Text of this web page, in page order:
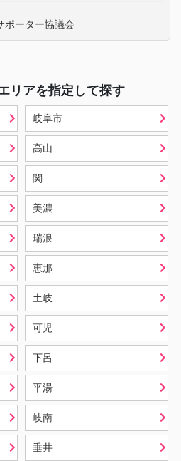
ポーター協議会
リアを指定して探す
岐阜市
高山
関
美濃
瑞浪
恵那
土岐
可児
下呂
平湯
岐南
垂井